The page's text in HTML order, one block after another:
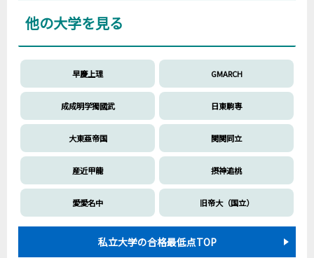
他の大学を見る
早慶上理 GMARCH
成成明学獨國武 日東駒専
大東亜帝国 関関同立
産近甲龍 摂神追桃
愛愛名中 旧帝大（国立）
私立大学の合格最低点TOP